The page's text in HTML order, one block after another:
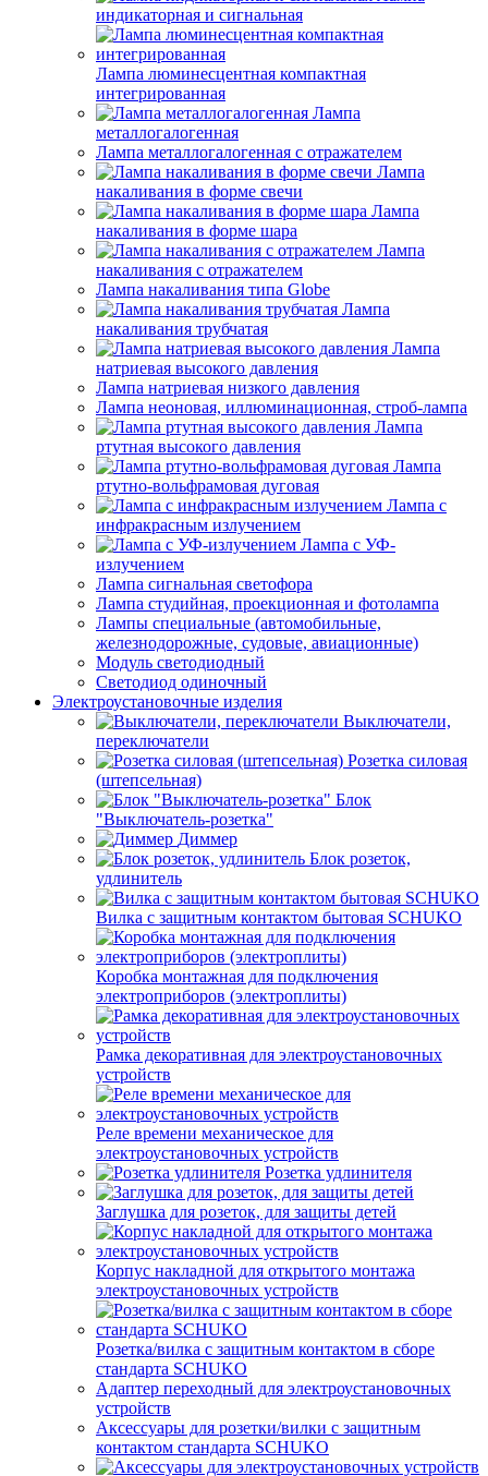
индикаторная и сигнальная
Лампа люминесцентная компактная
интегрированная
Лампа
металлогалогенная
Лампа металлогалогенная с отражателем
Лампа
накаливания в форме свечи
Лампа
накаливания в форме шара
Лампа
накаливания с отражателем
Лампа накаливания типа Globe
Лампа
накаливания трубчатая
Лампа
натриевая высокого давления
Лампа натриевая низкого давления
Лампа неоновая, иллюминационная, строб-лампа
Лампа
ртутная высокого давления
Лампа
ртутно-вольфрамовая дуговая
Лампа с
инфракрасным излучением
Лампа с УФ-
излучением
Лампа сигнальная светофора
Лампа студийная, проекционная и фотолампа
Лампы специальные (автомобильные,
железнодорожные, судовые, авиационные)
Модуль светодиодный
Светодиод одиночный
Электроустановочные изделия
Выключатели,
переключатели
Розетка силовая
(штепсельная)
Блок
"Выключатель-розетка"
Диммер
Блок розеток,
удлинитель
Вилка с защитным контактом бытовая SCHUKO
Коробка монтажная для подключения
электроприборов (электроплиты)
Рамка декоративная для электроустановочных
устройств
Реле времени механическое для
электроустановочных устройств
Розетка удлинителя
Заглушка для розеток, для защиты детей
Корпус накладной для открытого монтажа
электроустановочных устройств
Розетка/вилка с защитным контактом в сборе
стандарта SCHUKO
Адаптер переходный для электроустановочных
устройств
Аксессуары для розетки/вилки с защитным
контактом стандарта SCHUKO